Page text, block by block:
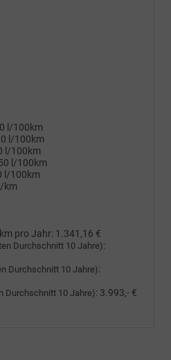
l/100km
l/100km
l/100km
l/100km
l/100km
km
pro Jahr: 1.341,16 €
Durchschnitt 10 Jahre):
Durchschnitt 10 Jahre):
Durchschnitt 10 Jahre): 3.993,- €